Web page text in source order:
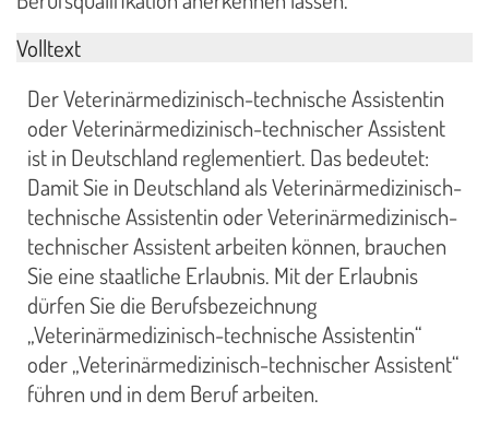
Volltext
Der Veterinärmedizinisch-technische Assistentin
oder Veterinärmedizinisch-technischer Assistent
ist in Deutschland reglementiert. Das bedeutet:
Damit Sie in Deutschland als Veterinärmedizinisch-
technische Assistentin oder Veterinärmedizinisch-
technischer Assistent arbeiten können, brauchen
Sie eine staatliche Erlaubnis. Mit der Erlaubnis
dürfen Sie die Berufsbezeichnung
„Veterinärmedizinisch-technische Assistentin“
oder „Veterinärmedizinisch-technischer Assistent“
führen und in dem Beruf arbeiten.